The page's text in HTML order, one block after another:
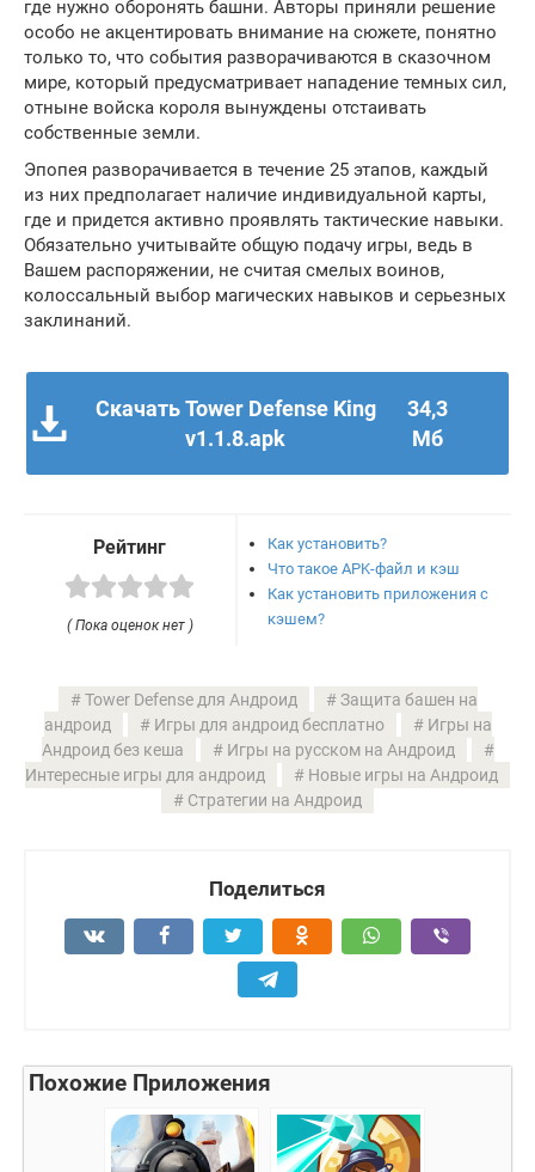
где нужно оборонять башни. Авторы приняли решение
особо не акцентировать внимание на сюжете, понятно
только то, что события разворачиваются в сказочном
мире, который предусматривает нападение темных сил,
отныне войска короля вынуждены отстаивать
собственные земли.
Эпопея разворачивается в течение 25 этапов, каждый
из них предполагает наличие индивидуальной карты,
где и придется активно проявлять тактические навыки.
Обязательно учитывайте общую подачу игры, ведь в
Вашем распоряжении, не считая смелых воинов,
колоссальный выбор магических навыков и серьезных
заклинаний.
Скачать Tower Defense King
v1.1.8.apk
34,3
Мб
Рейтинг
( Пока оценок нет )
Как установить?
Что такое APK-файл и кэш
Как установить приложения с
кэшем?
Tower Defense для Андроид
Защита башен на
андроид
Игры для андроид бесплатно
Игры на
Андроид без кеша
Игры на русском на Андроид
Интересные игры для андроид
Новые игры на Андроид
Стратегии на Андроид
Поделиться
Похожие Приложения